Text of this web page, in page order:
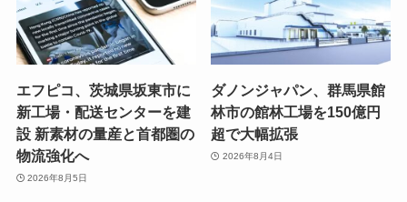
エフピコ、茨城県坂東市に
新工場・配送センターを建
設 新素材の量産と首都圏の
物流強化へ
2026年8月5日
ダノンジャパン、群馬県館
林市の館林工場を150億円
超で大幅拡張
2026年8月4日